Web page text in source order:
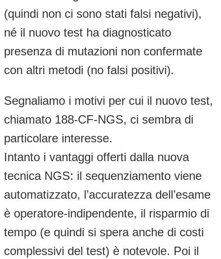
(quindi non ci sono stati falsi negativi),
né il nuovo test ha diagnosticato
presenza di mutazioni non confermate
con altri metodi (no falsi positivi).
Segnaliamo i motivi per cui il nuovo test,
chiamato 188-CF-NGS, ci sembra di
particolare interesse.
Intanto i vantaggi offerti dalla nuova
tecnica NGS: il sequenziamento viene
automatizzato, l’accuratezza dell’esame
è operatore-indipendente, il risparmio di
tempo (e quindi si spera anche di costi
complessivi del test) è notevole. Poi il